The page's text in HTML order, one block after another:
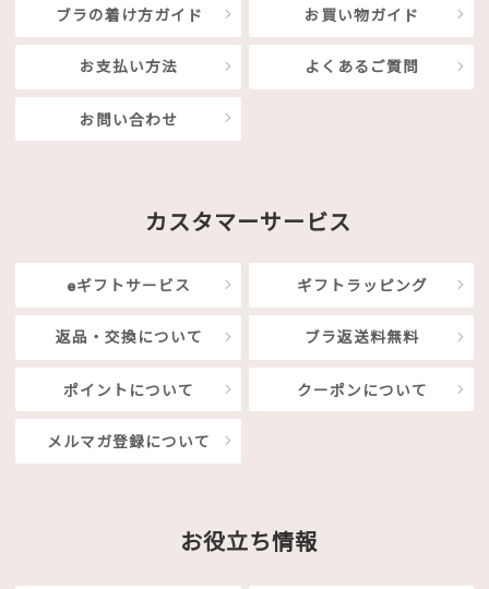
ブラの着け方ガイド お買い物ガイド
お支払い方法 よくあるご質問
お問い合わせ
カスタマーサービス
eギフトサービス ギフトラッピング
返品・交換について ブラ返送料無料
ポイントについて クーポンについて
メルマガ登録について
お役立ち情報